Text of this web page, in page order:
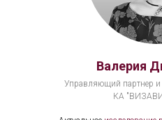
Валерия
Управляющий партнер и
КА "ВИЗАВИ